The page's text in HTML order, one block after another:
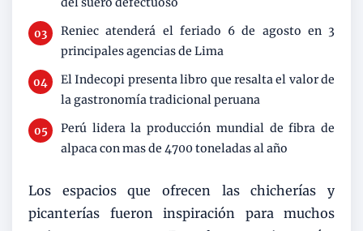
Reniec atenderá el feriado 6 de agosto en 3
principales agencias de Lima
El Indecopi presenta libro que resalta el valor de
la gastronomía tradicional peruana
Perú lidera la producción mundial de fibra de
alpaca con mas de 4700 toneladas al año
Los espacios que ofrecen las chicherías y
picanterías fueron inspiración para muchos